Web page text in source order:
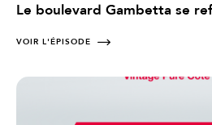
Le boulevard Gambetta se
VOIR L'ÉPISODE